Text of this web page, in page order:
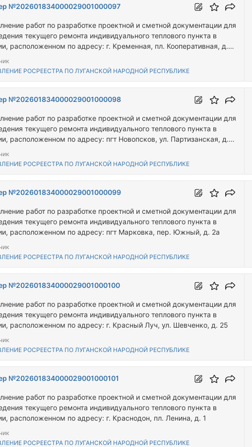
№202601834000029001000097
работ по разработке проектной и сметной документации для
текущего ремонта индивидуального теплового пункта в
расположенном по адресу: г. Кременная, пл. Кооперативная, д.
РОСРЕЕСТРА ПО ЛУГАНСКОЙ НАРОДНОЙ РЕСПУБЛИКЕ
№202601834000029001000098
работ по разработке проектной и сметной документации для
текущего ремонта индивидуального теплового пункта в
расположенном по адресу: пгт Новопсков, ул. Партизанская, д.
РОСРЕЕСТРА ПО ЛУГАНСКОЙ НАРОДНОЙ РЕСПУБЛИКЕ
№202601834000029001000099
работ по разработке проектной и сметной документации для
текущего ремонта индивидуального теплового пункта в
расположенном по адресу: пгт Марковка, пер. Южный, д. 2а
РОСРЕЕСТРА ПО ЛУГАНСКОЙ НАРОДНОЙ РЕСПУБЛИКЕ
№202601834000029001000100
работ по разработке проектной и сметной документации для
текущего ремонта индивидуального теплового пункта в
расположенном по адресу: г. Красный Луч, ул. Шевченко, д. 25
РОСРЕЕСТРА ПО ЛУГАНСКОЙ НАРОДНОЙ РЕСПУБЛИКЕ
№202601834000029001000101
работ по разработке проектной и сметной документации для
текущего ремонта индивидуального теплового пункта в
расположенном по адресу: г. Краснодон, пл. Ленина, д. 1
РОСРЕЕСТРА ПО ЛУГАНСКОЙ НАРОДНОЙ РЕСПУБЛИКЕ